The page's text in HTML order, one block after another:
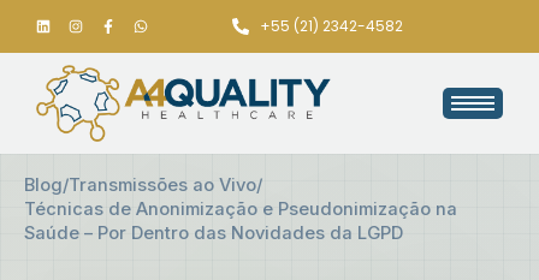
+55 (21) 2342-4582
Blog/Transmissões ao Vivo/
Técnicas de Anonimização e Pseudonimização na
Saúde – Por Dentro das Novidades da LGPD